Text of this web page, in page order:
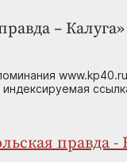
– Калуга»
правда -